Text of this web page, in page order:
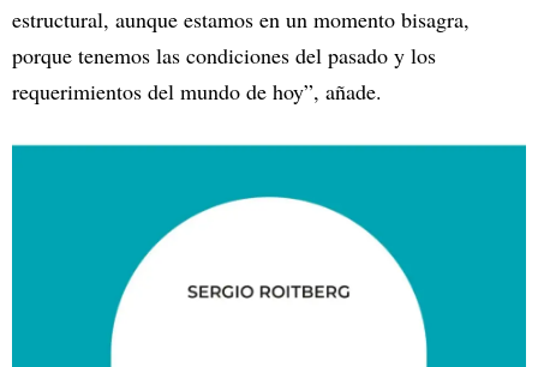
estructural, aunque estamos en un momento bisagra,
porque tenemos las condiciones del pasado y los
requerimientos del mundo de hoy”, añade.